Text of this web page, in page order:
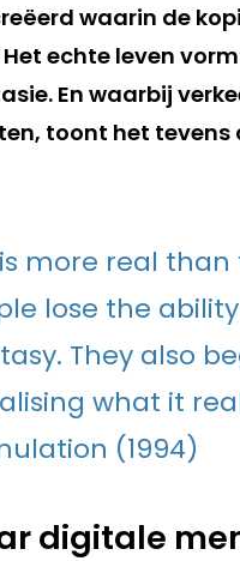
waarin de
echte leven
En waarbij
toont het tevens
more real than
lose the
They also
what it
(1994)
digitale